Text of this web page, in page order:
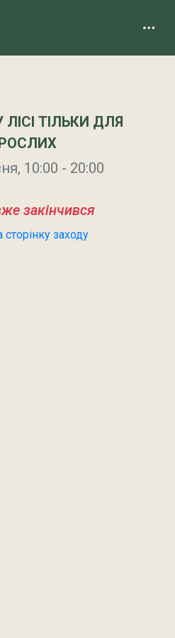
ТІЛЬКИ ДЛЯ
10:00 - 20:00
закінчився
сторінку заходу